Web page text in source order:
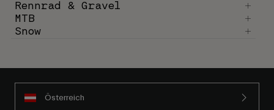
Rennrad & Gravel
MTB
Snow
Österreich